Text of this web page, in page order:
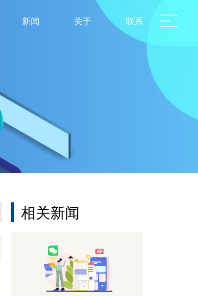
新闻 关于 联系
相关新闻